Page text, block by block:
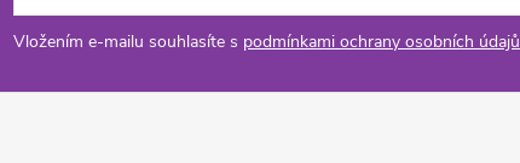
Vložením e-mailu souhlasíte s podmínkami ochrany osobních údajů